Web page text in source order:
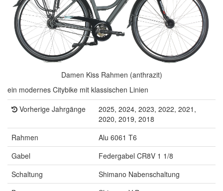
Damen Kiss Rahmen (anthrazit)
ein modernes Citybike mit klassischen Linien
Vorherige Jahrgänge
2025, 2024, 2023, 2022, 2021,
2020, 2019, 2018
Rahmen
Alu 6061 T6
Gabel
Federgabel CR8V 1 1/8
Schaltung
Shimano Nabenschaltung